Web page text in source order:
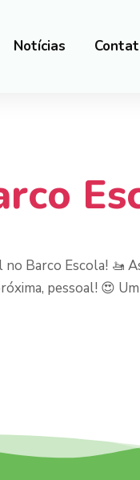
Notícias
Barco Escola! 🚤
pessoal! 😍